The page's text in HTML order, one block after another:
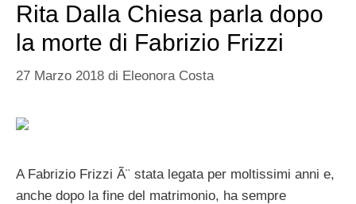
Rita Dalla Chiesa parla dopo
la morte di Fabrizio Frizzi
27 Marzo 2018 di Eleonora Costa
A Fabrizio Frizzi Ã¨ stata legata per moltissimi anni e,
anche dopo la fine del matrimonio, ha sempre